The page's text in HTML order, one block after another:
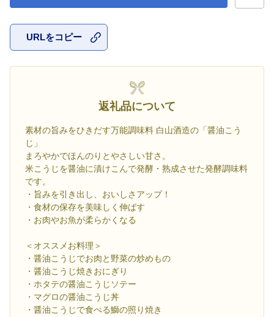
URLをコピー
返礼品について
素材の旨みをひきだす万能調味料 白山酒造の「醤油こう
じ」
まろやかでほんのりとやさしい甘さ。
米こうじを醤油に漬けこんで発酵・熟成させた発酵調味料
です。
・旨みを引き出し、おいしさアップ！
・食材の保存を美味しく伸ばす
・お肉やお魚が柔らかくなる
＜オススメお料理＞
・醤油こうじでお肉と野菜の炒めもの
・醤油こうじ焼きおにぎり
・ホタテの醤油こうじソテー
・マグロの醤油こうじ丼
・醤油こうじで食べる鰤の照り焼き